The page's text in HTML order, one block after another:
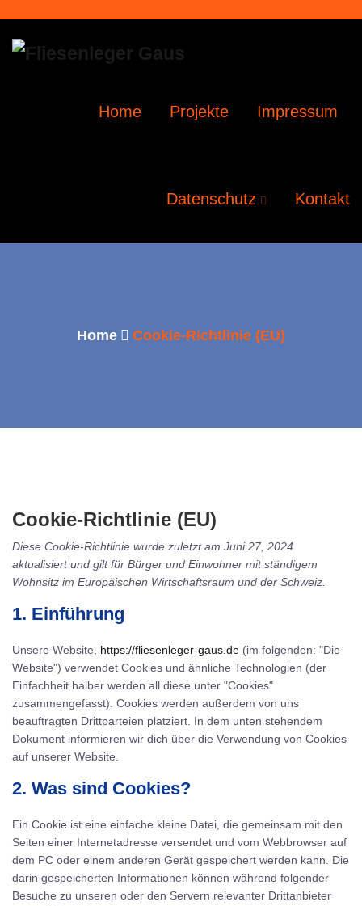
Home Projekte Impressum
Datenschutz Kontakt
Home Cookie-Richtlinie (EU)
Cookie-Richtlinie (EU)
Diese Cookie-Richtlinie wurde zuletzt am Juni 27, 2024
aktualisiert und gilt für Bürger und Einwohner mit ständigem
Wohnsitz im Europäischen Wirtschaftsraum und der Schweiz.
1. Einführung
Unsere Website, https://fliesenleger-gaus.de (im folgenden: "Die
Website") verwendet Cookies und ähnliche Technologien (der
Einfachheit halber werden all diese unter "Cookies"
zusammengefasst). Cookies werden außerdem von uns
beauftragten Drittparteien platziert. In dem unten stehendem
Dokument informieren wir dich über die Verwendung von Cookies
auf unserer Website.
2. Was sind Cookies?
Ein Cookie ist eine einfache kleine Datei, die gemeinsam mit den
Seiten einer Internetadresse versendet und vom Webbrowser auf
dem PC oder einem anderen Gerät gespeichert werden kann. Die
darin gespeicherten Informationen können während folgender
Besuche zu unseren oder den Servern relevanter Drittanbieter